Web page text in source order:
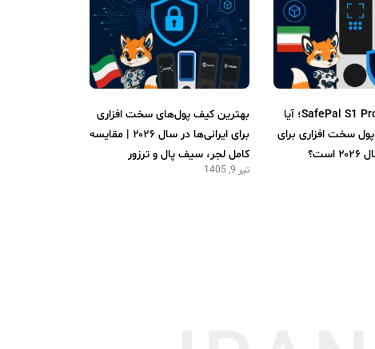
بررسی کامل SafePal S1 Pro؛ آیا
سخت افزاری برای
بهترین کیف پول‌های سخت افزاری
برای ایرانی‌ها در سال ۲۰۲۶ | مقایسه
کامل لجر، سیف پال و ترزور
تیر 9, 1405